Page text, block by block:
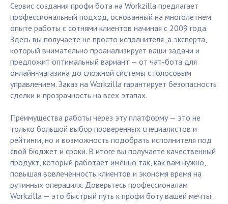
Сервис создания профи бота на Workzilla предлагает
профессиональный подход, основанный на многолетнем
опыте работы с сотнями клиентов начиная с 2009 года.
Здесь вы получаете не просто исполнителя, а эксперта,
который внимательно проанализирует ваши задачи и
предложит оптимальный вариант — от чат-бота для
онлайн-магазина до сложной системы с голосовым
управлением. Заказ на Workzilla гарантирует безопасность
сделки и прозрачность на всех этапах.
Преимущества работы через эту платформу — это не
только большой выбор проверенных специалистов и
рейтинги, но и возможность подобрать исполнителя под
свой бюджет и сроки. В итоге вы получаете качественный
продукт, который работает именно так, как вам нужно,
повышая вовлечённость клиентов и экономя время на
рутинных операциях. Доверьтесь профессионалам
Workzilla — это быстрый путь к профи боту вашей мечты.